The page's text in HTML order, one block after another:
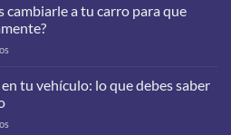
cambiarle a tu carro para que
filtros
debes
a
tu vehículo: lo que debes saber